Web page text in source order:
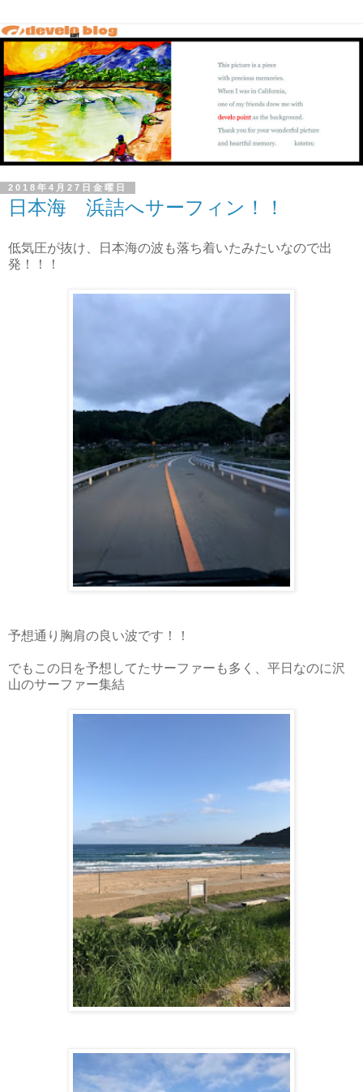
2018年4月27日金曜日
日本海 浜詰へサーフィン！！
低気圧が抜け、日本海の波も落ち着いたみたいなので出
発！！！
予想通り胸肩の良い波です！！
でもこの日を予想してたサーファーも多く、平日なのに沢
山のサーファー集結